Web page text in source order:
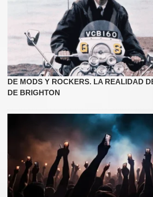
DE MODS Y ROCKERS. LA REALIDAD
DE BRIGHTON